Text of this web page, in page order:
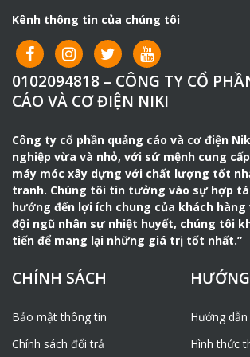
sức, chi phí mang đến sự hài
đầu tư. Thường được sử dụng
cóc dùng để đầm nền nhà, đầm
Nhờ có máy cắt đường bê
mặt bê tông, xi măng rắn chắc
hiệu quả.
Tính năng và ứng dụng.
– Chuyên dùng cắt các khối tê
chắc.
– Tùy chọn động cơ tùy theo
người dùng
– Cấu tạo chắc chắn, hoạt động
đinh
Kênh thông tin của chúng tôi
0102094818 – CÔNG TY CỔ
CÁO VÀ CƠ ĐIỆN NIKI
Công ty cổ phần quảng cáo và cơ điện
nghiệp vừa và nhỏ, với sứ mệnh cung
máy móc xây dựng với chất lượng tốt
tranh. Chúng tôi tin tưởng vào sự hợp
hướng đến lợi ích chung của khách hàng
đội ngũ nhân sự nhiệt huyết, chúng tôi
tiến để mang lại những giá trị tốt nhất.”
CHÍNH SÁCH
Bảo mật thông tin
Chính sách đổi trả
Hướng
Hình thức